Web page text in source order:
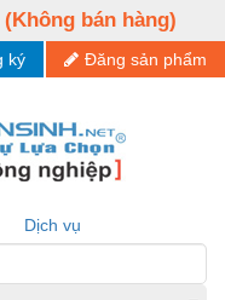
(Không bán hàng)
Đăng sản phẩm
ký
Dịch vụ